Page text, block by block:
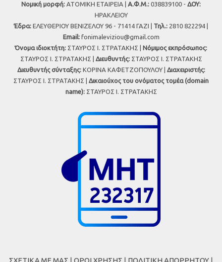
Νομική μορφή: ΑΤΟΜΙΚΗ ΕΤΑΙΡΕΙΑ | Α.Φ.Μ.: 038839100 - ΔΟΥ:
ΗΡΑΚΛΕΙΟΥ
Έδρα: ΕΛΕΥΘΕΡΙΟΥ ΒΕΝΙΖΕΛΟΥ 96 - 71414 ΓΑΖΙ | Τηλ.: 2810 822294 |
Εmail: fonimaleviziou@gmail.com
Όνομα ιδιοκτήτη: ΣΤΑΥΡΟΣ Ι. ΣΤΡΑΤΑΚΗΣ | Νόμιμος εκπρόσωπος:
ΣΤΑΥΡΟΣ Ι. ΣΤΡΑΤΑΚΗΣ | Διευθυντής:ΣΤΑΥΡΟΣ Ι. ΣΤΡΑΤΑΚΗΣ
Διευθυντής σύνταξης:ΚΟΡΙΝΑ ΚΑΦΕΤΖΟΠΟΥΛΟΥ | Διαχειριστής:
ΣΤΑΥΡΟΣ Ι. ΣΤΡΑΤΑΚΗΣ | Δικαιούχος του ονόματος τομέα (domain
name):ΣΤΑΥΡΟΣ Ι. ΣΤΡΑΤΑΚΗΣ